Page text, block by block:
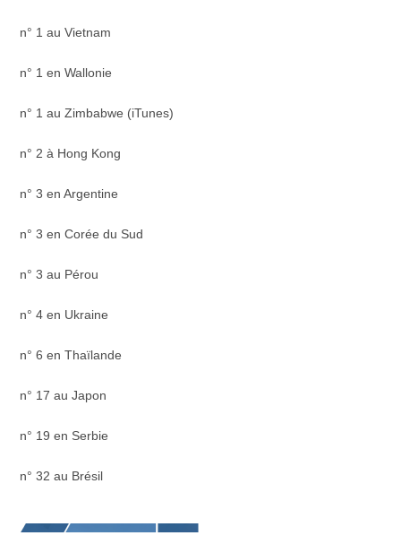
n° 1 au Vietnam
n° 1 en Wallonie
n° 1 au Zimbabwe (iTunes)
n° 2 à Hong Kong
n° 3 en Argentine
n° 3 en Corée du Sud
n° 3 au Pérou
n° 4 en Ukraine
n° 6 en Thaïlande
n° 17 au Japon
n° 19 en Serbie
n° 32 au Brésil